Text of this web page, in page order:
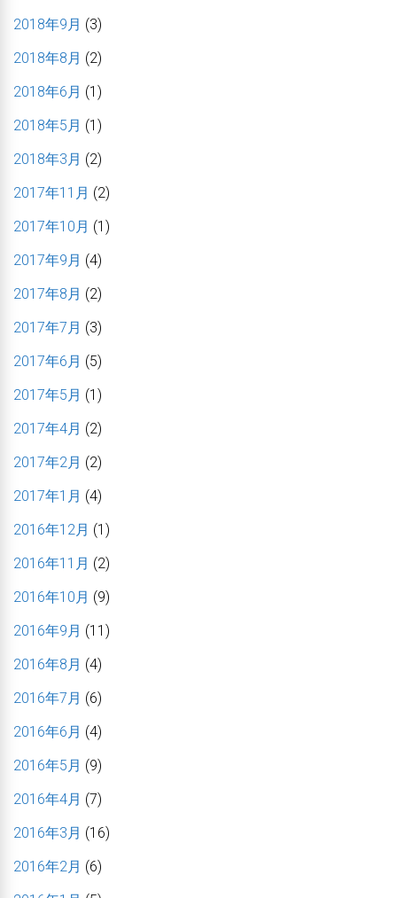
2018年9月 (3)
2018年8月 (2)
2018年6月 (1)
2018年5月 (1)
2018年3月 (2)
2017年11月 (2)
2017年10月 (1)
2017年9月 (4)
2017年8月 (2)
2017年7月 (3)
2017年6月 (5)
2017年5月 (1)
2017年4月 (2)
2017年2月 (2)
2017年1月 (4)
2016年12月 (1)
2016年11月 (2)
2016年10月 (9)
2016年9月 (11)
2016年8月 (4)
2016年7月 (6)
2016年6月 (4)
2016年5月 (9)
2016年4月 (7)
2016年3月 (16)
2016年2月 (6)